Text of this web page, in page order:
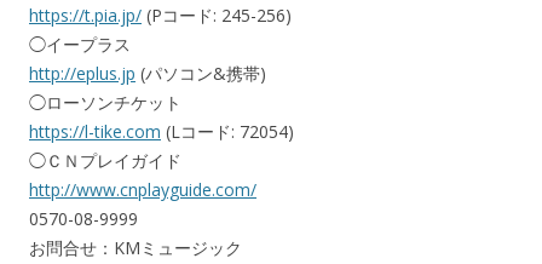
https://t.pia.jp/ (Pコード: 245-256)
◯イープラス
http://eplus.jp (パソコン&携帯)
◯ローソンチケット
https://l-tike.com (Lコード: 72054)
◯ＣＮプレイガイド
http://www.cnplayguide.com/
0570-08-9999
お問合せ：KMミュージック